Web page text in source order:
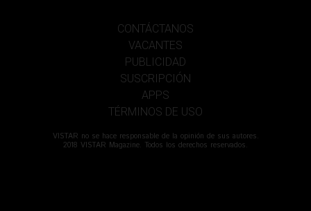
CONTÁCTANOS
VACANTES
PUBLICIDAD
SUSCRIPCIÓN
APPS
TÉRMINOS DE USO
VISTAR no se hace responsable de la opinión de sus autores.
2018 VISTAR Magazine. Todos los derechos reservados.